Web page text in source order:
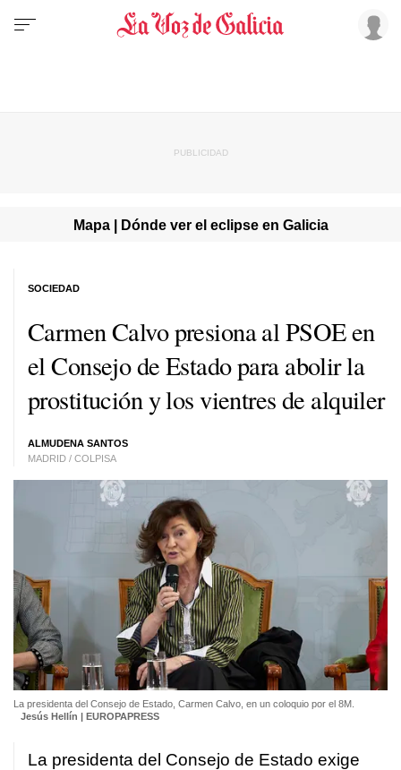
Mapa | Dónde ver el eclipse en Galicia
Carmen Calvo presiona al PSOE en
el Consejo de Estado para abolir la
prostitución y los vientres de alquiler
ALMUDENA SANTOS
MADRID / COLPISA
SOCIEDAD
La presidenta del Consejo de Estado, Carmen Calvo, en un coloquio por el 8M.
Jesús Hellín | EUROPAPRESS
La presidenta del Consejo de Estado exige